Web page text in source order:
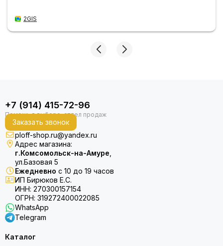
2GIS
+7 (914) 415-72-96
Заказать звонок
ploff-shop.ru@yandex.ru
Адрес магазина:
г.Комсомольск-на-Амуре
ул.Базовая 5
Ежедневно с 10 до 19 часов
ИП Бирюков Е.С.
ИНН: 270300157154
ОГРН: 319272400022085
WhatsApp
Telegram
Каталог